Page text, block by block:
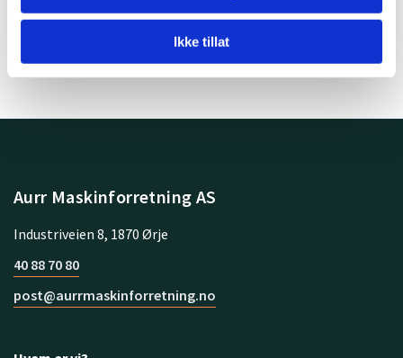
Ikke tillat
Aurr Maskinforretning AS
Industriveien 8, 1870 Ørje
40 88 70 80
post@aurrmaskinforretning.no